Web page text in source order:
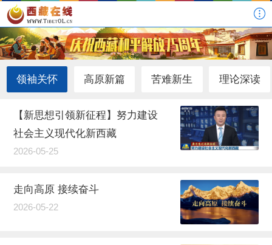
领袖关怀 高原新篇 苦难新生 理论深读
【新思想引领新征程】努力建设
社会主义现代化新西藏
2026-05-25
走向高原 接续奋斗
2026-05-22